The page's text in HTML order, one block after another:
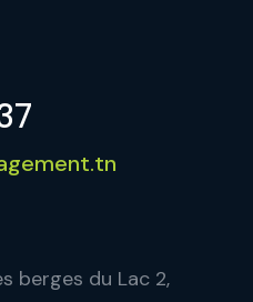
berges du Lac 2,